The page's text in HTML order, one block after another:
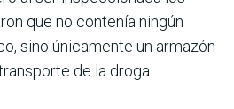
que no contenía ningún
sino únicamente un armazón
de la droga.